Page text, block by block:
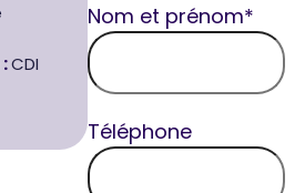
CDI
Nom et prénom*
Téléphone